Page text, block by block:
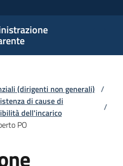
(dirigenti non generali) /
di cause di
dell'incarico
/
PO